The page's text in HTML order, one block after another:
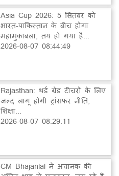
Asia Cup 2026: 5 सितंबर को
भारत-पाकिस्तान के बीच होगा
महामुकाबला, तय हो गया है...
2026-08-07 08:44:49
Rajasthan: थर्ड ग्रेड टीचरों के लिए
जल्द लागू होगी ट्रांसफर नीति,
शिक्षा...
2026-08-07 08:29:11
CM Bhajanlal ने अचानक की